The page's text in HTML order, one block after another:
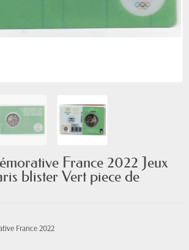
France 2022 Jeux
blister Vert piece de
France 2022